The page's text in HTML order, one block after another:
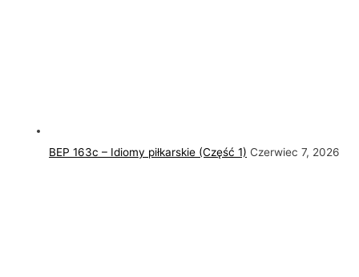
BEP 163c – Idiomy piłkarskie (Część 1) Czerwiec 7, 2026